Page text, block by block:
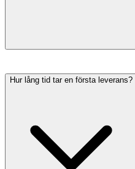
Hur lång tid tar en första leverans?